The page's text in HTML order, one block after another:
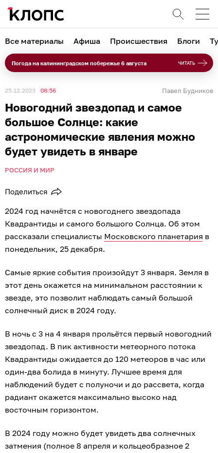
Все материалы Афиша Происшествия Блоги
Погода на калининградском побережье 6 августа ЧИТАТЬ
25.12.2023 08:56 Павел Будников
Новогодний звездопад и самое
большое Солнце: какие
астрономические явления можно
будет увидеть в январе
РОССИЯ И МИР
Поделиться
2024 год начнётся с новогоднего звездопада
Квадрантиды и самого большого Солнца. Об этом
рассказали специалисты Московского планетария в
понедельник, 25 декабря.
Самые яркие события произойдут 3 января. Земля в
этот день окажется на минимальном расстоянии к
звезде, это позволит наблюдать самый большой
солнечный диск в 2024 году.
В ночь с 3 на 4 января прольётся первый новогодний
звездопад. В пик активности метеорного потока
Квадрантиды ожидается до 120 метеоров в час или
один-два болида в минуту. Лучшее время для
наблюдений будет с полуночи и до рассвета, когда
радиант окажется максимально высоко над
восточным горизонтом.
В 2024 году можно будет увидеть два солнечных
затмения (полное 8 апреля и кольцеобразное 2